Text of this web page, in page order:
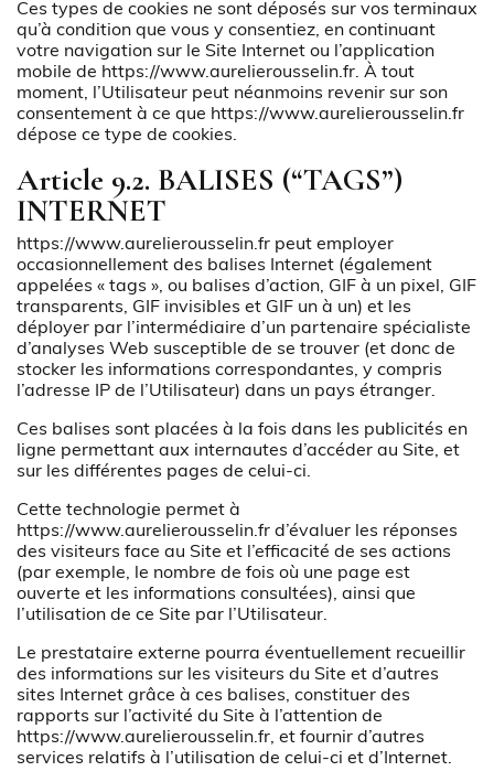
Ces types de cookies ne sont déposés sur vos terminaux
qu’à condition que vous y consentiez, en continuant
votre navigation sur le Site Internet ou l’application
mobile de https://www.aurelierousselin.fr. À tout
moment, l’Utilisateur peut néanmoins revenir sur son
consentement à ce que https://www.aurelierousselin.fr
dépose ce type de cookies.
Article 9.2. BALISES (“TAGS”)
INTERNET
https://www.aurelierousselin.fr peut employer
occasionnellement des balises Internet (également
appelées « tags », ou balises d’action, GIF à un pixel, GIF
transparents, GIF invisibles et GIF un à un) et les
déployer par l’intermédiaire d’un partenaire spécialiste
d’analyses Web susceptible de se trouver (et donc de
stocker les informations correspondantes, y compris
l’adresse IP de l’Utilisateur) dans un pays étranger.
Ces balises sont placées à la fois dans les publicités en
ligne permettant aux internautes d’accéder au Site, et
sur les différentes pages de celui-ci.
Cette technologie permet à
https://www.aurelierousselin.fr d’évaluer les réponses
des visiteurs face au Site et l’efficacité de ses actions
(par exemple, le nombre de fois où une page est
ouverte et les informations consultées), ainsi que
l’utilisation de ce Site par l’Utilisateur.
Le prestataire externe pourra éventuellement recueillir
des informations sur les visiteurs du Site et d’autres
sites Internet grâce à ces balises, constituer des
rapports sur l’activité du Site à l’attention de
https://www.aurelierousselin.fr, et fournir d’autres
services relatifs à l’utilisation de celui-ci et d’Internet.